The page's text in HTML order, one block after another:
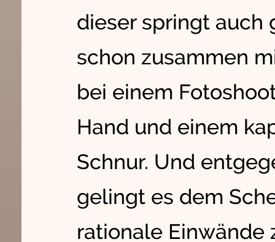
dieser springt auch
schon zusammen
bei einem
Hand und einem
Schnur. Und
gelingt es dem
rationale Einwände